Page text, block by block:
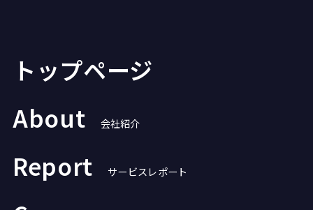
トップページ
About
会社紹介
Report サービスレポート